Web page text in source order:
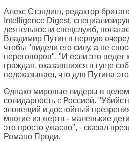
Алекс Стэндиш, редактор
Intelligence Digest,
деятельности спецслужб,
Владимир Путин в первую
чтобы "видели его силу, а не
переговоров". "И если это
граждан, оказавшихся в гуще
подсказывает, что для Путина
Однако мировые лидеры в
солидарность с Россией.
зловещий и достойный
многие из жертв - маленькие
это просто ужасно", - сказал
Романо Проди.